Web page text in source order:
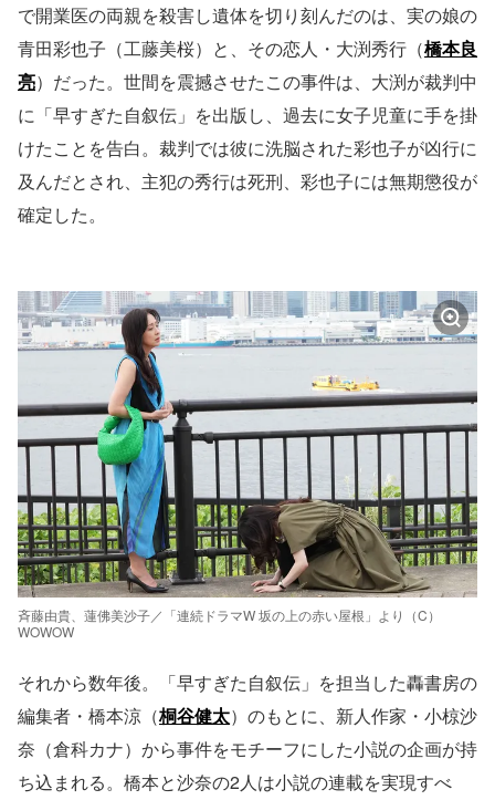
で開業医の両親を殺害し遺体を切り刻んだのは、実の娘の
青田彩也子（工藤美桜）と、その恋人・大渕秀行（橋本良
亮）だった。世間を震撼させたこの事件は、大渕が裁判中
に「早すぎた自叙伝」を出版し、過去に女子児童に手を掛
けたことを告白。裁判では彼に洗脳された彩也子が凶行に
及んだとされ、主犯の秀行は死刑、彩也子には無期懲役が
確定した。
斉藤由貴、蓮佛美沙子／「連続ドラマW 坂の上の赤い屋根」より（C）
WOWOW
それから数年後。「早すぎた自叙伝」を担当した轟書房の
編集者・橋本涼（桐谷健太）のもとに、新人作家・小椋沙
奈（倉科カナ）から事件をモチーフにした小説の企画が持
ち込まれる。橋本と沙奈の2人は小説の連載を実現すべ